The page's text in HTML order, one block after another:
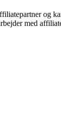
og
med